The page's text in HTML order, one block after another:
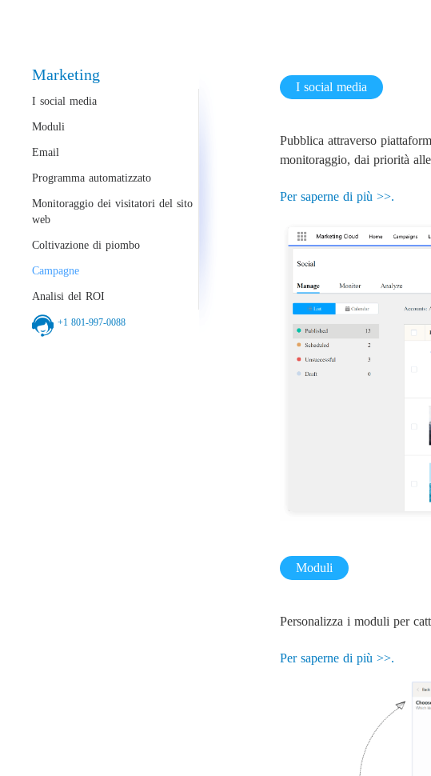
Marketing
I social media
Moduli
Email
Programma automatizzato
Monitoraggio dei visitatori del sito
web
Coltivazione di piombo
Campagne
Analisi del ROI
+1 801-997-0088
I social media
Pubblica attraverso
monitoraggio, dai priorità
Per saperne di più >>.
Moduli
Personalizza i moduli per
Per saperne di più >>.